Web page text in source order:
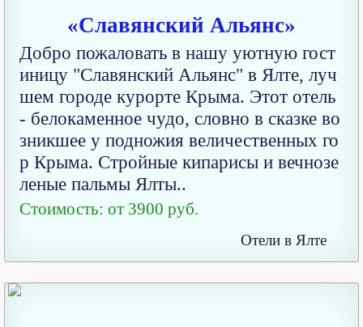
«Славянский Альянс»
Добро пожаловать в нашу уютную гост
иницу "Славянский Альянс" в Ялте, луч
шем городе курорте Крыма. Этот отель
- белокаменное чудо, словно в сказке во
зникшее у подножия величественных го
р Крыма. Стройные кипарисы и вечнозе
леные пальмы Ялты..
Стоимость: от 3900 руб.
Отели в Ялте